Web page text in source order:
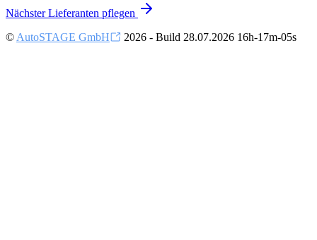
Nächster Lieferanten pflegen
© AutoSTAGE GmbH 2026 - Build 28.07.2026 16h-17m-05s